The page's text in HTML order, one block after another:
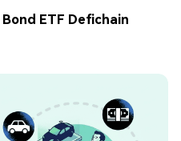
ETF Defichain